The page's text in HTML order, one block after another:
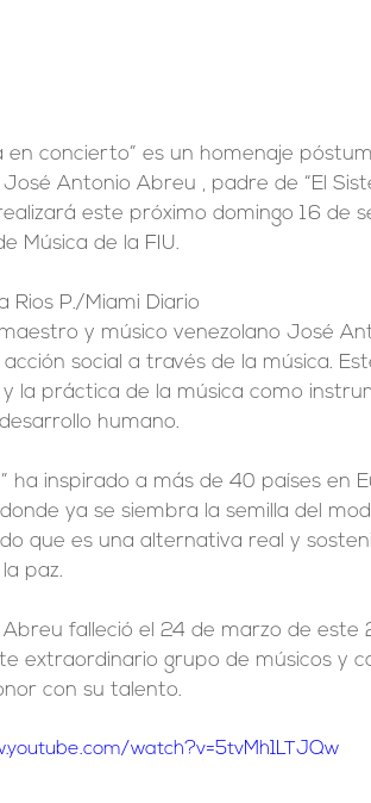
Antonio Abreu , padre de “El
este próximo domingo 16 de
Música de la FIU.
Rios P./Miami Diario
maestro y músico venezolano José
social a través de la música.
y la práctica de la música como
humano.
ha inspirado a más de 40 países en
ya se siembra la semilla del
que es una alternativa real y
paz.
Abreu falleció el 24 de marzo de este
extraordinario grupo de músicos y
con su talento.
watch?v=5tvMh1LTJQw